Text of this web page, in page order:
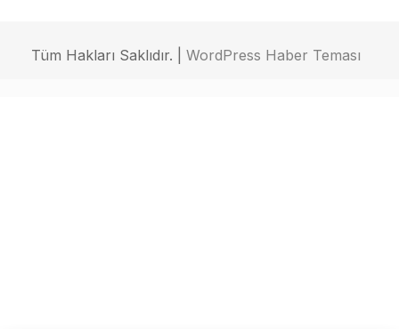
Tüm Hakları Saklıdır. | WordPress Haber Teması